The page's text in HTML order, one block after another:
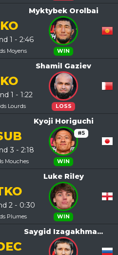
Myktybek Orolbai
WIN
KO
1 - 2:46
Moyens
Shamil Gaziev
LOSS
KO
1 - 1:22
Lourds
Kyoji Horiguchi
#5
WIN
3 - 2:18
Mouches
Luke Riley
WIN
2 - 0:30
Plumes
Saygid Izagakhma...